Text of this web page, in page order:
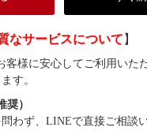
なサービスについて 】
客様に安心してご利用いた
す。
）
わず、LINEで直接ご相談